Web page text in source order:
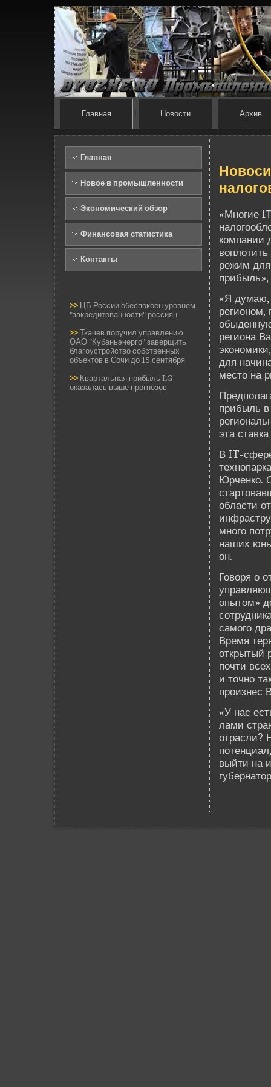
Главная Новости Архив
Главная
Новое в промышленности
Экономический обзор
Финансовая статистика
Контакты
>> ЦБ России обеспокоен уровнем
"закредитованности" россиян
>> Ткачев поручил управлению
ОАО "Кубаньэнерго" заверщить
благоустройство собственных
объектов в Сочи до 15 сентября
>> Квартальная прибыль LG
оказалась выше прогнозов
«Многие
компании
режим
«Я думаю,
регионом,
региона
для
место на
прибыль в
эта
В IT-
Юрченко.
области
много
наших
он.
Говоря о
опытом»
самого
Время
открытый
почти
и точно
произнес
«У нас
лами
отрасли?
выйти на